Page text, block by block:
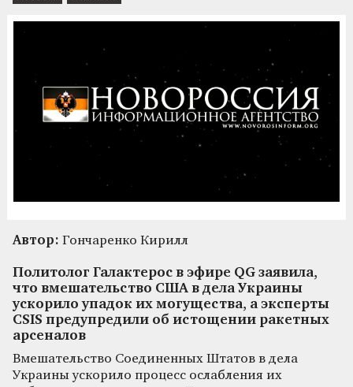
Автор: Гончаренко Кирилл
Политолог Галактерос в эфире QG заявила,
что вмешательство США в дела Украины
ускорило упадок их могущества, а эксперты
CSIS предупредили об истощении ракетных
арсеналов
Вмешательство Соединенных Штатов в дела
Украины ускорило процесс ослабления их